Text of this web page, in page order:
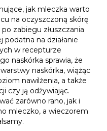
jak mleczka warto
na oczyszczoną skórę
zabiegu złuszczania
podatna na działanie
w recepturze
naskórka sprawia, że
naskórka, wiążąc
nawilżenia, a także
czy ją odżywiając.
zarówno rano, jak i
mleczko, a wieczorem